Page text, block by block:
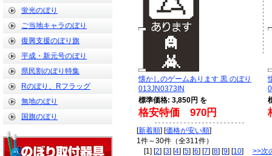
蛍光のぼり
ご当地キャラのぼり
復興支援のぼり旗
平成・新元号のぼり
県民割のぼり特集
Rのぼり、Rフラッグ
無地のぼり
国旗のぼり
懐かしのゲームあります 黒 のぼり
013JN0373IN
標準価格: 3,850円 を
格安特価 970円
[新着順] [価格が安い順]
1件～30件（全311件）
[1] [2] [3] [4] [5] [6] [7] [8] [9] [10] >>次